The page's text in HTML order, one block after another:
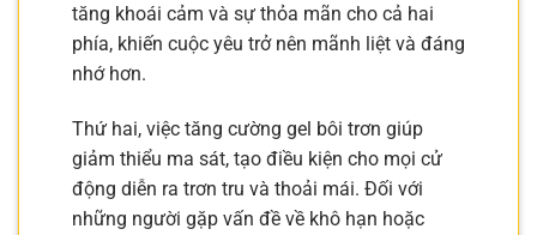
tăng khoái cảm và sự thỏa mãn cho cả hai
phía, khiến cuộc yêu trở nên mãnh liệt và đáng
nhớ hơn.
Thứ hai, việc tăng cường gel bôi trơn giúp
giảm thiểu ma sát, tạo điều kiện cho mọi cử
động diễn ra trơn tru và thoải mái. Đối với
những người gặp vấn đề về khô hạn hoặc